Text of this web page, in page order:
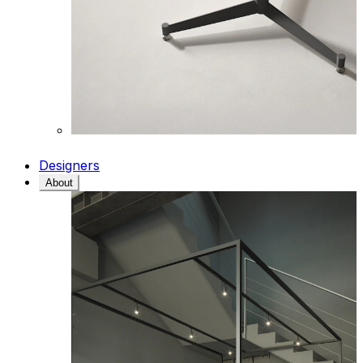
Designers
About